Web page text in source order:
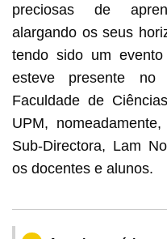
preciosas de
alargando os seus
tendo sido um evento
esteve presente
Faculdade de
UPM,
Sub-Directora, Lam
os docentes e alunos.